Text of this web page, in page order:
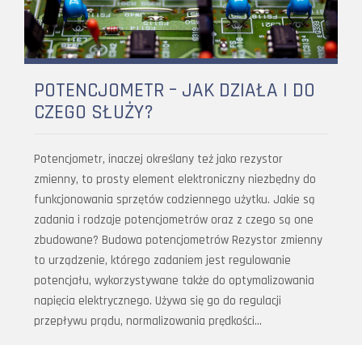
POTENCJOMETR – JAK DZIAŁA I DO
CZEGO SŁUŻY?
Potencjometr, inaczej określany też jako rezystor
zmienny, to prosty element elektroniczny niezbędny do
funkcjonowania sprzętów codziennego użytku. Jakie są
zadania i rodzaje potencjometrów oraz z czego są one
zbudowane? Budowa potencjometrów Rezystor zmienny
to urządzenie, którego zadaniem jest regulowanie
potencjału, wykorzystywane także do optymalizowania
napięcia elektrycznego. Używa się go do regulacji
przepływu prądu, normalizowania prędkości…